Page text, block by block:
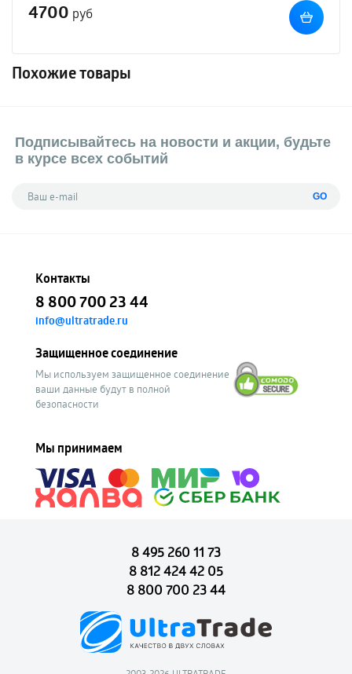
4700 руб
Похожие товары
Подписывайтесь на новости и акции, будьте
в курсе всех событий
GO
Контакты
8 800 700 23 44
info@ultratrade.ru
Защищенное соединение
Мы используем защищенное соединение
ваши данные будут в полной
безопасности
Мы принимаем
8 495 260 11 73
8 812 424 42 05
8 800 700 23 44